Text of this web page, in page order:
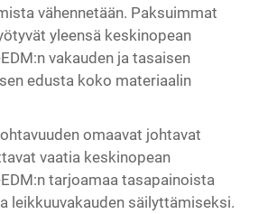
vähennetään. Paksuimmat
yleensä keskinopean
vakauden ja tasaisen
edusta koko materiaalin
omaavat johtavat
vaatia keskinopean
tarjoamaa tasapainoista
leikkuuvakauden säilyttämiseksi.